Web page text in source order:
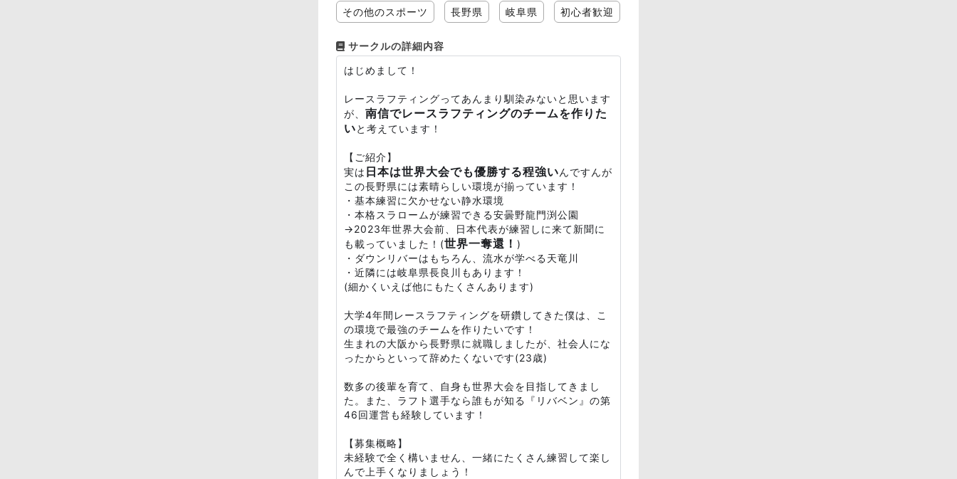
その他のスポーツ 長野県 岐阜県 初心者歓迎
サークルの詳細内容
はじめまして！
レースラフティングってあんまり馴染みないと思います
が、 南信でレースラフティングのチームを作りた
いと考えています！
【ご紹介】
実は 日本は世界大会でも優勝する程強いんですんが
この長野県には素晴らしい環境が揃っています！
・基本練習に欠かせない静水環境
・本格スラロームが練習できる安曇野龍門渕公園
→2023年世界大会前、日本代表が練習しに来て新聞に
も載っていました！(世界一奪還！ )
・ダウンリバーはもちろん、流水が学べる天竜川
・近隣には岐阜県長良川もあります！
(細かくいえば他にもたくさんあります)
大学4年間レースラフティングを研鑽してきた僕は、こ
の環境で最強のチームを作りたいです！
生まれの大阪から長野県に就職しましたが、社会人にな
ったからといって辞めたくないです(23歳)
数多の後輩を育て、自身も世界大会を目指してきまし
た。また、ラフト選手なら誰もが知る『リバベン』の第
46回運営も経験しています！
【募集概略】
未経験で全く構いません、一緒にたくさん練習して楽し
んで上手くなりましょう！